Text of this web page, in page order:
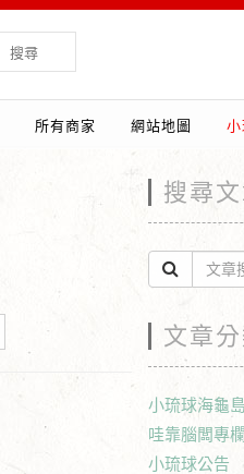
搜尋
所有商家 網站地圖
搜尋
文章
小琉球海龜
哇靠腦闆專欄
小琉球公告